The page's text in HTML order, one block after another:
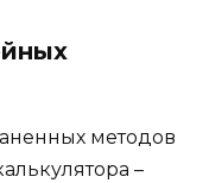
методов
–